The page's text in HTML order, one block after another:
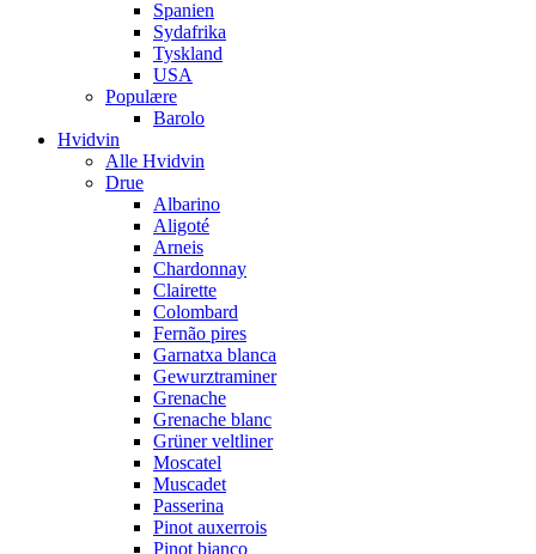
Spanien
Sydafrika
Tyskland
USA
Populære
Barolo
Hvidvin
Alle Hvidvin
Drue
Albarino
Aligoté
Arneis
Chardonnay
Clairette
Colombard
Fernão pires
Garnatxa blanca
Gewurztraminer
Grenache
Grenache blanc
Grüner veltliner
Moscatel
Muscadet
Passerina
Pinot auxerrois
Pinot bianco